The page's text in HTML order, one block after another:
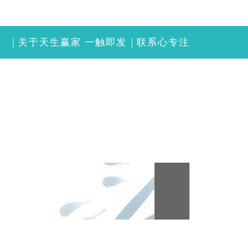
关于天生赢家 一触即发 联系心专注
24小时咨询电话：
400-1515-211
凯发vip-天生赢家 一触即发